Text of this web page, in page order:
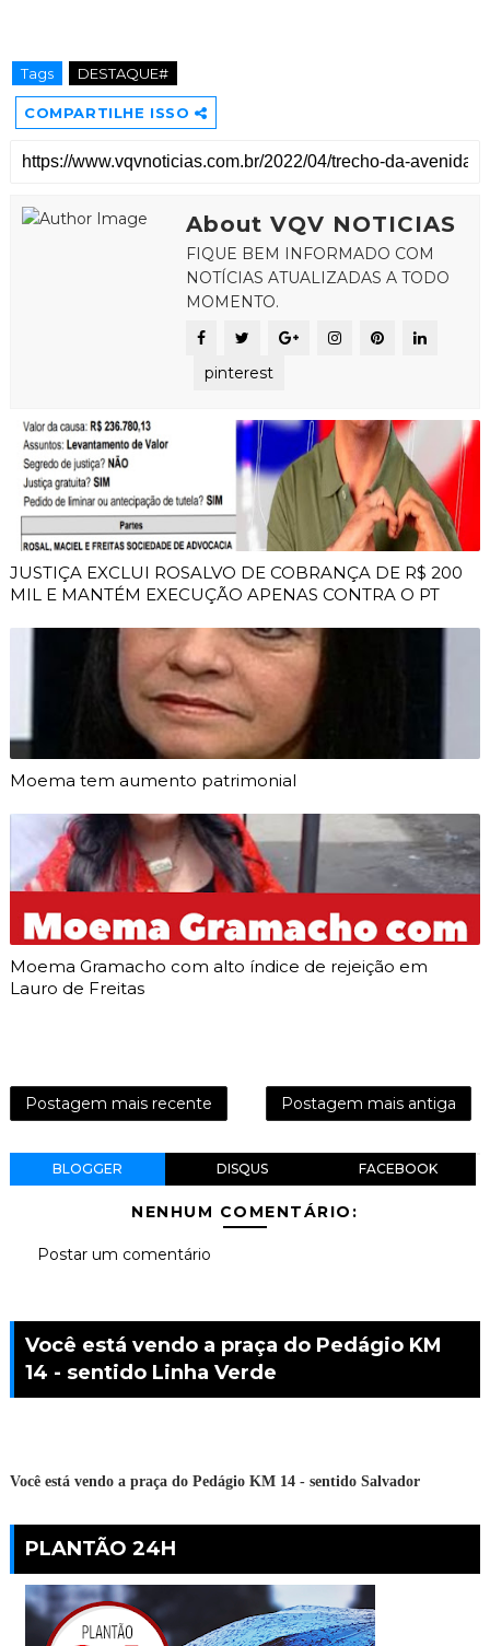
Tags DESTAQUE#
COMPARTILHE ISSO
About VQV NOTICIAS
FIQUE BEM INFORMADO COM
NOTÍCIAS ATUALIZADAS A TODO
MOMENTO.
pinterest
JUSTIÇA EXCLUI ROSALVO DE COBRANÇA DE R$ 200
MIL E MANTÉM EXECUÇÃO APENAS CONTRA O PT
Moema tem aumento patrimonial
Moema Gramacho com alto índice de rejeição em
Lauro de Freitas
Postagem mais recente Postagem mais antiga
BLOGGER DISQUS FACEBOOK
NENHUM COMENTÁRIO:
Postar um comentário
Você está vendo a praça do Pedágio KM
14 - sentido Linha Verde
Você está vendo a praça do Pedágio KM 14 - sentido Salvador
PLANTÃO 24H